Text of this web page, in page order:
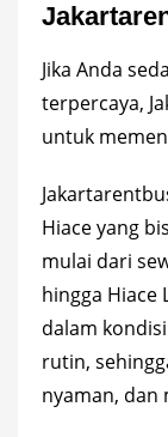
Jika Anda
terpercaya,
untuk
Hiace yang
mulai dari
hingga Hiace
dalam
rutin,
nyaman, dan